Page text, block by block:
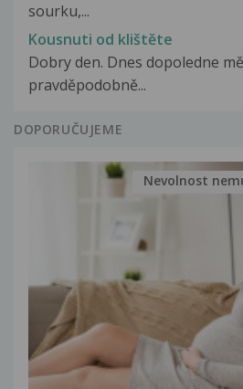
sourku,...
Kousnuti od klištěte
Dobry den. Dnes dopoledne
pravděpodobně...
DOPORUČUJEME
Nevolnost